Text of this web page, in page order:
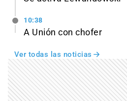
10:38
A Unión con chofer
Ver todas las noticias